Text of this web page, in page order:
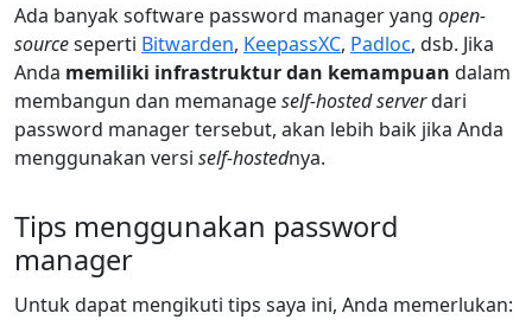
Ada banyak software password manager yang open-
sourceseperti Bitwarden, KeepassXC, Padloc, dsb. Jika
Anda memiliki infrastruktur dan kemampuan dalam
membangun dan memanageself-hosted serverdari
password manager tersebut, akan lebih baik jika Anda
menggunakan versi self-hostednya.
Tips menggunakan password
manager
Untuk dapat mengikuti tips saya ini, Anda memerlukan: